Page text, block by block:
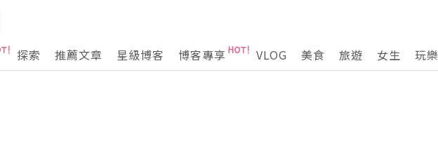
探索
推薦文章 星級博客 博客專享 VLOG 美食 旅遊 女生 玩樂